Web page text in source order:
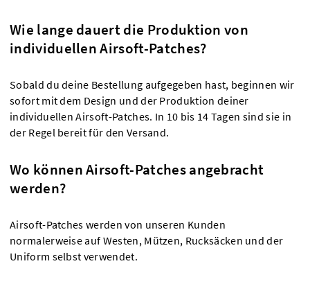
Wie lange dauert die Produktion von
individuellen Airsoft-Patches?
Sobald du deine Bestellung aufgegeben hast, beginnen wir
sofort mit dem Design und der Produktion deiner
individuellen Airsoft-Patches. In 10 bis 14 Tagen sind sie in
der Regel bereit für den Versand.
Wo können Airsoft-Patches angebracht
werden?
Airsoft-Patches werden von unseren Kunden
normalerweise auf Westen, Mützen, Rucksäcken und der
Uniform selbst verwendet.